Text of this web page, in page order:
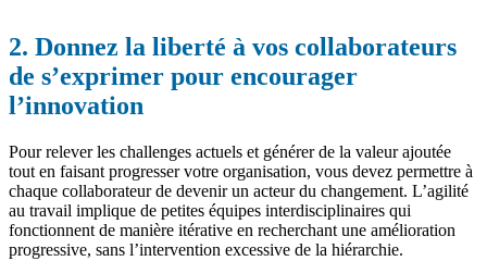
2. Donnez la liberté à vos collaborateurs
de s’exprimer pour encourager
l’innovation
Pour relever les challenges actuels et générer de la valeur ajoutée
tout en faisant progresser votre organisation, vous devez permettre à
chaque collaborateur de devenir un acteur du changement. L’agilité
au travail implique de petites équipes interdisciplinaires qui
fonctionnent de manière itérative en recherchant une amélioration
progressive, sans l’intervention excessive de la hiérarchie.